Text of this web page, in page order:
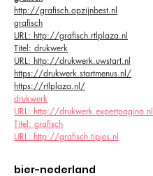
http://grafisch.opzijnbest.nl
grafisch
URL: http://grafisch.rtlplaza.nl
Titel: drukwerk
URL: http://drukwerk.uwstart.nl
https://drukwerk.startmenus.nl/
https://rtlplaza.nl/
drukwerk
URL: http://drukwerk.expertpagina.nl
Titel: grafisch
URL: http://grafisch.tipjes.nl
bier-nederland